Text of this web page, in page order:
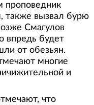
проповедник
также вызвал бурю
Смагулов
впредь будет
от обезьян.
многие
и
что